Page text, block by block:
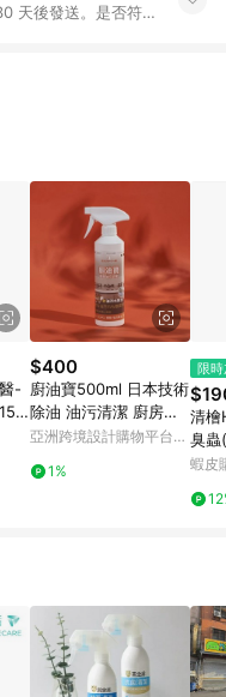
天後發送。​是否符
/運動戶外/母嬰用
之官方帳號訊息通
無上限」)，以同一
當下LINE購物的回
-
$400
廚油寶500ml 日本技術
除油 油污清潔 廚房清
潔劑 熊本潔淨劑
亞洲跨境設計購物平台
1%
限
清檜
臭蟲
旅行
蝦皮